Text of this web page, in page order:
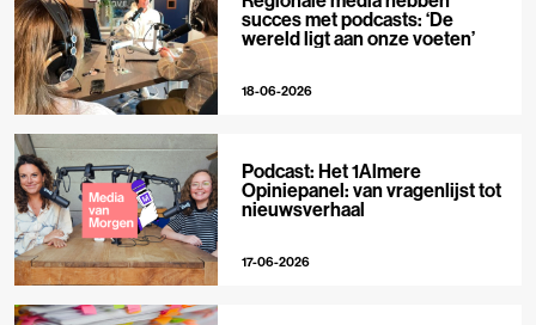
succes met podcasts: ‘De
wereld ligt aan onze voeten’
18-06-2026
Podcast: Het 1Almere
Opiniepanel: van vragenlijst tot
nieuwsverhaal
17-06-2026